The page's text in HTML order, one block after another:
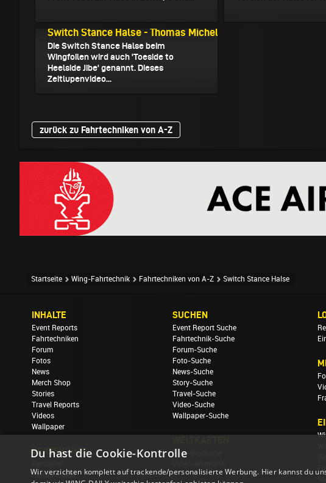
Switch Stance Halse - Thomas Michel
Die Switch Stance Halse beim
Wingfoilen wird auch 'Toeside to
Heelside Jibe' genannt. Dieses
Zeitlupenvideo...
zurück zu Fahrtechniken von A-Z
Startseite Wing-Fahrtechnik Fahrtechniken von A-Z Switch Stance Halse
INHALTE
Event Reports
Fahrtechniken
Forum
Fotos
News
Merch Shop
Stories
Travel Reports
Videos
Wallpaper
VERZEICHNIS
Reiseanbieter
SUCHEN
Event Report Suche
Fahrtechnik-Suche
Forum-Suche
Foto-Suche
News-Suche
Story-Suche
Travel-Suche
Video-Suche
Wallpaper-Suche
Foto-Weltkarte
Du hast die Cookie-Kontrolle
Wir verzichten komplett auf trackende/personalisierte Werbung. Hier kannst du